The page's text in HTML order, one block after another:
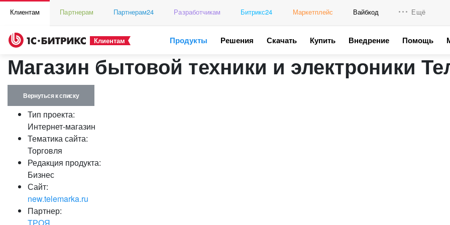
Клиентам Партнерам Партнерам24 Разработчикам Битрикс24 Маркетплейс Вайбкод Ещё
Промо
Клиентам Продукты Решения Скачать Купить Внедрение Помощь
Магазин бытовой техники и электроники
Вернуться к списку
Тип проекта:
Интернет-магазин
Тематика сайта:
Торговля
Редакция продукта:
Бизнес
Сайт:
new.telemarka.ru
Партнер: